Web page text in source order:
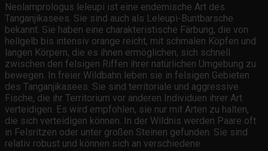
Neolamprologus leleupi ist eine endemische Art des
Tanganjikasees. Sie sind auch als Leleupi-Buntbarsche
bekannt. Sie haben eine charakteristische Färbung, die von
hellgelb bis intensiv orange reicht, mit schmalen Köpfen und
langen Körpern, die es ihnen ermöglichen, sich schnell
zwischen den felsigen Riffen ihrer natürlichen Umgebung zu
bewegen. In freier Wildbahn leben sie in felsigen Gebieten
des Tanganjikasees. Sie sind territoriale und aggressive
Fische, die ihr Territorium vor anderen Individuen ihrer Art
verteidigen. Es wird empfohlen, sie nur mit Arten zu halten,
die sich verteidigen können. In der Wildnis werden Paare oft
in Felsritzen oder unter großen Steinen gefunden. Sie sind
relativ robust und können sich an verschiedene